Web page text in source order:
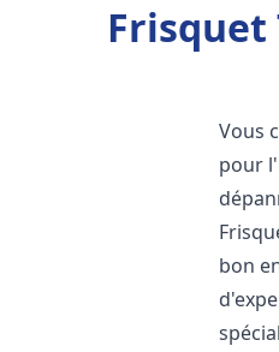
Frisquet
Vous
pour
bon